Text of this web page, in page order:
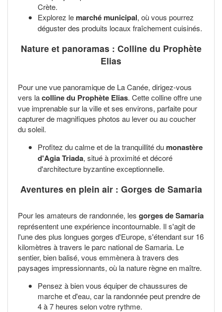
Crète.
Explorez le marché municipal, où vous pourrez
déguster des produits locaux fraîchement cuisinés.
Nature et panoramas : Colline du Prophète
Elias
Pour une vue panoramique de La Canée, dirigez-vous
vers lacolline du Prophète Elias. Cette colline offre une
vue imprenable sur la ville et ses environs, parfaite pour
capturer de magnifiques photos au lever ou au coucher
du soleil.
Profitez du calme et de la tranquillité du monastère
d'Agia Triada, situé à proximité et décoré
d'architecture byzantine exceptionnelle.
Aventures en plein air : Gorges de Samaria
Pour les amateurs de randonnée, les gorges de Samaria
représentent une expérience incontournable. Il s'agit de
l'une des plus longues gorges d'Europe, s'étendant sur 16
kilomètres à travers le parc national de Samaria. Le
sentier, bien balisé, vous emmènera à travers des
paysages impressionnants, où la nature règne en maître.
Pensez à bien vous équiper de chaussures de
marche et d'eau, car la randonnée peut prendre de
4 à 7 heures selon votre rythme.